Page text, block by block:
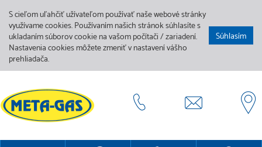
S cieľom uľahčiť užívateľom používať naše webové stránky
využívame cookies. Používaním našich stránok súhlasíte s
ukladaním súborov cookie na vašom počítači / zariadení.
Nastavenia cookies môžete zmeniť v nastavení vášho
prehliadača.
Súhlasím